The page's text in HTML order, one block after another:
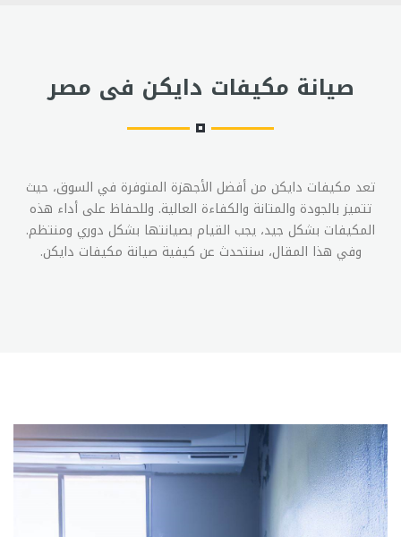
صيانة مكيفات دايكن فى مصر
تعد مكيفات دايكن من أفضل الأجهزة المتوفرة في السوق، حيث
تتميز بالجودة والمتانة والكفاءة العالية. وللحفاظ على أداء هذه
المكيفات بشكل جيد، يجب القيام بصيانتها بشكل دوري ومنتظم.
وفي هذا المقال، سنتحدث عن كيفية صيانة مكيفات دايكن.